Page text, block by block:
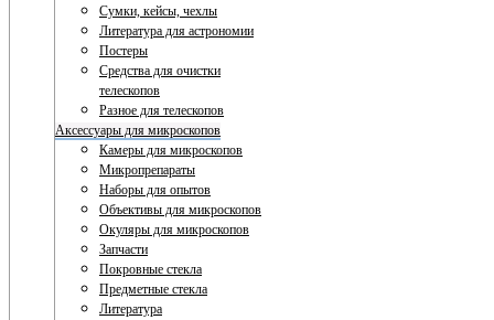
Сумки, кейсы, чехлы
Литература для астрономии
Постеры
Средства для очистки
телескопов
Разное для телескопов
Аксессуары для микроскопов
Камеры для микроскопов
Микропрепараты
Наборы для опытов
Объективы для микроскопов
Окуляры для микроскопов
Запчасти
Покровные стекла
Предметные стекла
Литература